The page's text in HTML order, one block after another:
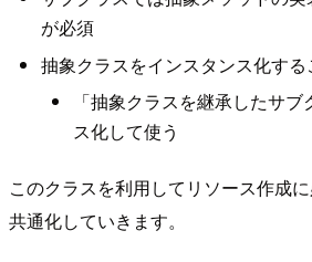
が必須
抽象クラスをインスタンス化す
「抽象クラスを継承したサ
ス化して使う
このクラスを利用してリソース作成
共通化していきます。